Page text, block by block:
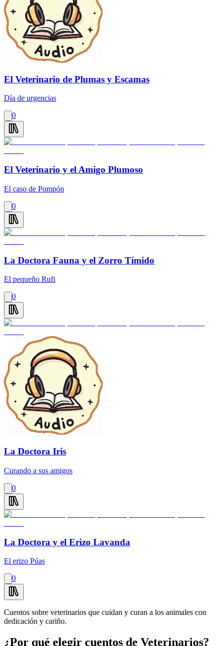
El Veterinario de Plumas y Escamas
Día de urgencias
0
El Veterinario y el Amigo Plumoso
El caso de Pompón
0
La Doctora Fauna y el Zorro Tímido
El pequeño Rufi
0
La Doctora Iris
Curando a sus amigos
0
La Doctora y el Erizo Lavanda
El erizo Púas
0
Cuentos sobre veterinarios que cuidan y curan a los animales con
dedicación y cariño.
¿Por qué elegir cuentos de Veterinarios?